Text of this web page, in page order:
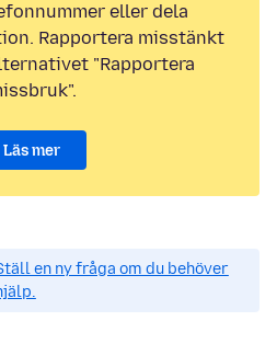
eller dela
Rapportera misstänkt
"Rapportera
Läs mer
en ny fråga om du behöver